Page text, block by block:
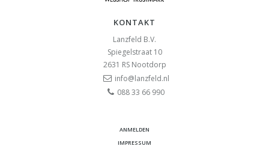
KONTAKT
Lanzfeld B.V.
Spiegelstraat 10
2631 RS Nootdorp
info@lanzfeld.nl
088 33 66 990
ANMELDEN
IMPRESSUM